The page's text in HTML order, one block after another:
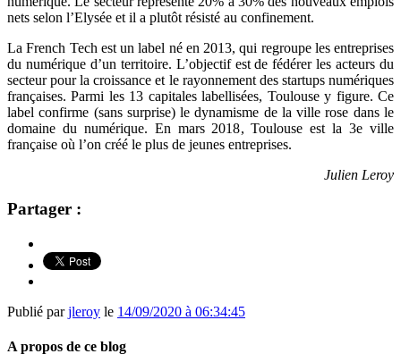
nets selon l’Elysée et il a plutôt résisté au confinement.
La French Tech est un label né en 2013, qui regroupe les entreprises
du numérique d’un territoire. L’objectif est de fédérer les acteurs du
secteur pour la croissance et le rayonnement des startups numériques
françaises. Parmi les 13 capitales labellisées, Toulouse y figure. Ce
label confirme (sans surprise) le dynamisme de la ville rose dans le
domaine du numérique. En mars 2018, Toulouse est la 3e ville
française où l’on créé le plus de jeunes entreprises.
Julien Leroy
Partager :
Publié parjleroy le 14/09/2020 à 06:34:45
A propos de ce blog